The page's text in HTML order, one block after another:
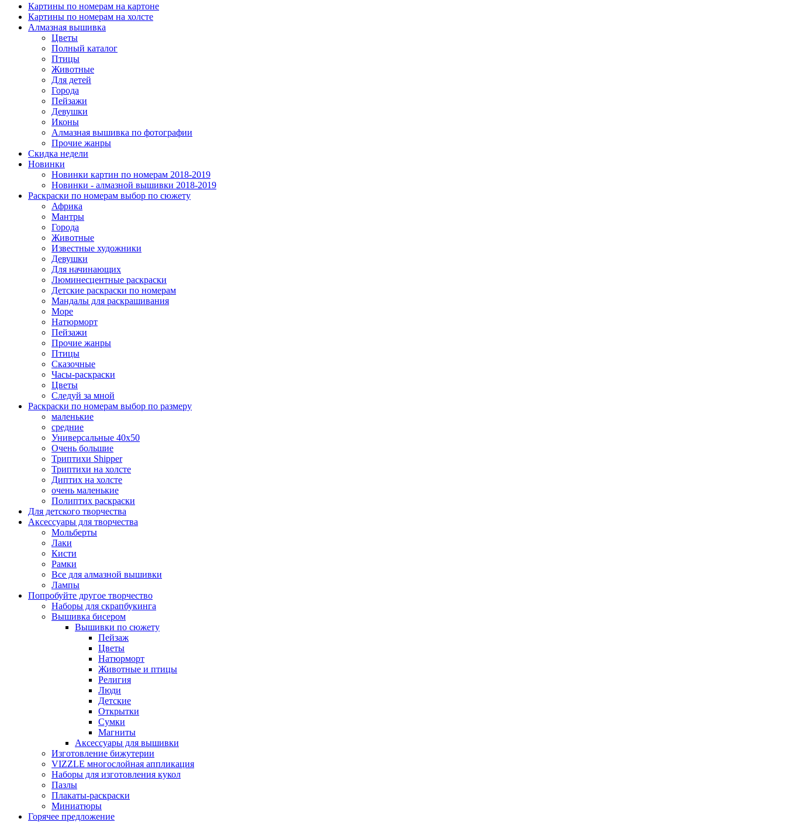
Картины по номерам на картоне
Картины по номерам на холсте
Алмазная вышивка
Цветы
Полный каталог
Птицы
Животные
Для детей
Города
Пейзажи
Девушки
Иконы
Алмазная вышивка по фотографии
Прочие жанры
Скидка недели
Новинки
Новинки картин по номерам 2018-2019
Новинки - алмазной вышивки 2018-2019
Раскраски по номерам выбор по сюжету
Африка
Мантры
Города
Животные
Известные художники
Девушки
Для начинающих
Люминесцентные раскраски
Детские раскраски по номерам
Мандалы для раскрашивания
Море
Натюрморт
Пейзажи
Прочие жанры
Птицы
Сказочные
Часы-раскраски
Цветы
Следуй за мной
Раскраски по номерам выбор по размеру
маленькие
средние
Универсальные 40х50
Очень большие
Триптихи Shipper
Триптихи на холсте
Диптих на холсте
очень маленькие
Полиптих раскраски
Для детского творчества
Аксессуары для творчества
Мольберты
Лаки
Кисти
Рамки
Все для алмазной вышивки
Лампы
Попробуйте другое творчество
Наборы для скрапбукинга
Вышивка бисером
Вышивки по сюжету
Пейзаж
Цветы
Натюрморт
Животные и птицы
Религия
Люди
Детские
Открытки
Сумки
Магниты
Аксессуары для вышивки
Изготовление бижутерии
VIZZLE многослойная аппликация
Наборы для изготовления кукол
Пазлы
Плакаты-раскраски
Миниатюры
Горячее предложение